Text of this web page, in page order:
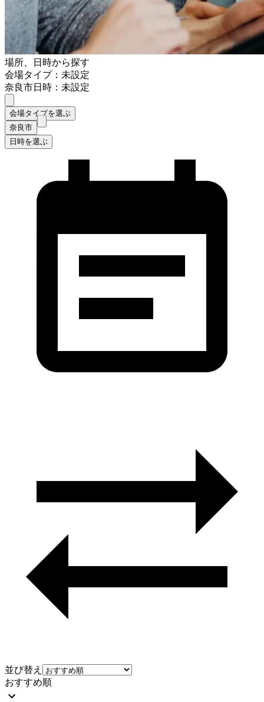
場所、日時から探す
会場タイプ：未設定
奈良市日時：未設定
会場タイプを選ぶ
奈良市
日時を選ぶ
並び替え
おすすめ順